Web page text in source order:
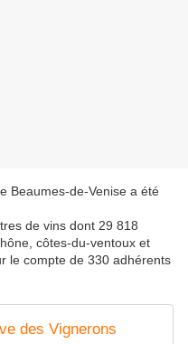
Beaumes-de-Venise a été
de vins dont 29 818
côtes-du-ventoux et
le compte de 330 adhérents
des Vignerons